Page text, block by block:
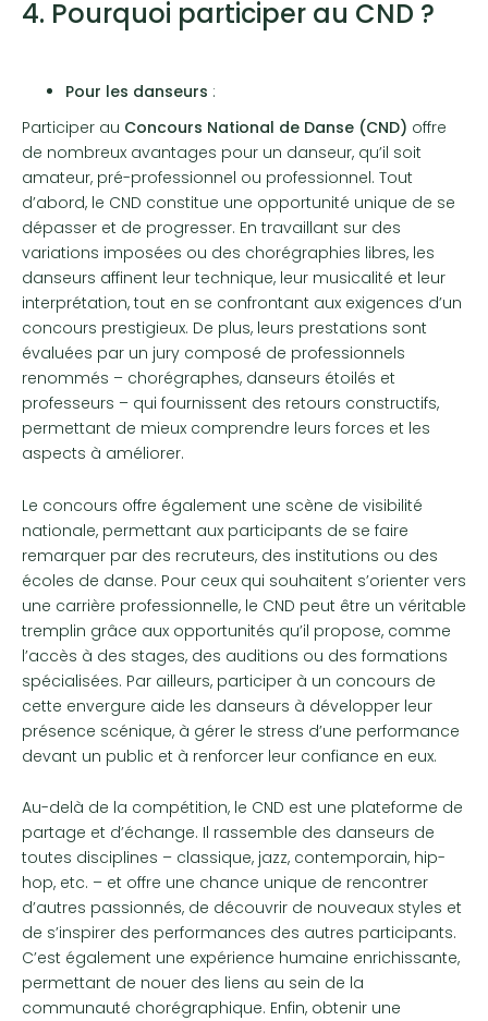
4. Pourquoi participer au CND ?
Pour les danseurs :
Participer au Concours National de Danse (CND) offre
de nombreux avantages pour un danseur, qu’il soit
amateur, pré-professionnel ou professionnel. Tout
d’abord, le CND constitue une opportunité unique de se
dépasser et de progresser. En travaillant sur des
variations imposées ou des chorégraphies libres, les
danseurs affinent leur technique, leur musicalité et leur
interprétation, tout en se confrontant aux exigences d’un
concours prestigieux. De plus, leurs prestations sont
évaluées par un jury composé de professionnels
renommés – chorégraphes, danseurs étoilés et
professeurs – qui fournissent des retours constructifs,
permettant de mieux comprendre leurs forces et les
aspects à améliorer.
Le concours offre également une scène de visibilité
nationale, permettant aux participants de se faire
remarquer par des recruteurs, des institutions ou des
écoles de danse. Pour ceux qui souhaitent s’orienter vers
une carrière professionnelle, le CND peut être un véritable
tremplin grâce aux opportunités qu’il propose, comme
l’accès à des stages, des auditions ou des formations
spécialisées. Par ailleurs, participer à un concours de
cette envergure aide les danseurs à développer leur
présence scénique, à gérer le stress d’une performance
devant un public et à renforcer leur confiance en eux.
Au-delà de la compétition, le CND est une plateforme de
partage et d’échange. Il rassemble des danseurs de
toutes disciplines – classique, jazz, contemporain, hip-
hop, etc. – et offre une chance unique de rencontrer
d’autres passionnés, de découvrir de nouveaux styles et
de s’inspirer des performances des autres participants.
C’est également une expérience humaine enrichissante,
permettant de nouer des liens au sein de la
communauté chorégraphique. Enfin, obtenir une